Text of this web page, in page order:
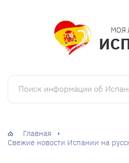
МОЯ
Поиск информации об Испании
Главная
Свежие новости Испании на